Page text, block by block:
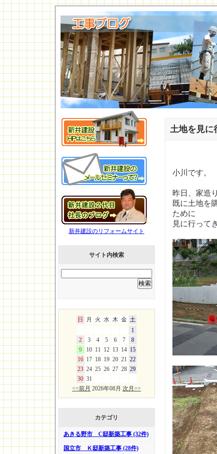
新井建設のリフォームサイト
サイト内検索
日 月 火 水 木 金 土
1
2
3 4 5 6 7
8
9
10 11 12 13 14 15
16 17 18 19 20 21 22
23 24 25 26 27 28 29
30 31
<<前月 2026年08月 次月>>
カテゴリ
あきる野市 C邸新築工事 (32件)
国立市 Ｋ邸新築工事 (28件)
土地を見に
小川です。
昨日、家造
既に土地を
ために
見に行って